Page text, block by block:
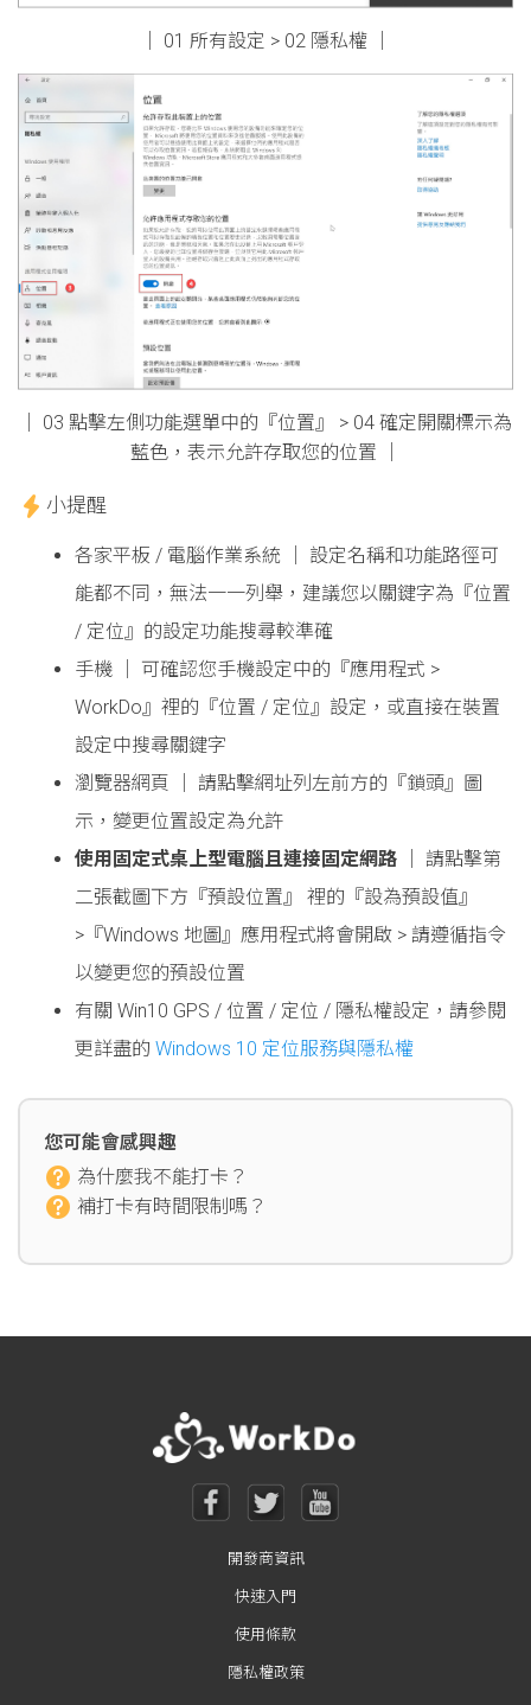
│ 01 所有設定 > 02 隱私權 │
│ 03 點擊左側功能選單中的『位置』 > 04 確定開關標示為
藍色，表示允許存取您的位置 │
小提醒
各家平板 / 電腦作業系統 │ 設定名稱和功能路徑可
能都不同，無法一一列舉，建議您以關鍵字為『位置
/ 定位』的設定功能搜尋較準確
手機 │ 可確認您手機設定中的『應用程式 >
WorkDo』裡的『位置 / 定位』設定，或直接在裝置
設定中搜尋關鍵字
瀏覽器網頁 │ 請點擊網址列左前方的『鎖頭』圖
示，變更位置設定為允許
使用固定式桌上型電腦且連接固定網路 │ 請點擊第
二張截圖下方『預設位置』 裡的『設為預設值』
>『Windows 地圖』應用程式將會開啟 > 請遵循指令
以變更您的預設位置
有關 Win10 GPS / 位置 / 定位 / 隱私權設定，請參閱
更詳盡的 Windows 10 定位服務與隱私權
您可能會感興趣
為什麼我不能打卡？
補打卡有時間限制嗎？
開發商資訊
快速入門
使用條款
隱私權政策